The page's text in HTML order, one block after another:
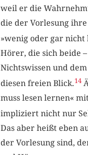
weil er die
die der Vorlesung
»wenig oder gar nicht
Hörer, die sich beide
Nichtswissen und
diesen freien Blick.14
muss lesen lernen«
impliziert nicht nur
Das aber heißt eben
der Vorlesung sind,